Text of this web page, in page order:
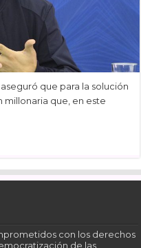
que para la solución
millonaria que, en este
con los derechos
de las